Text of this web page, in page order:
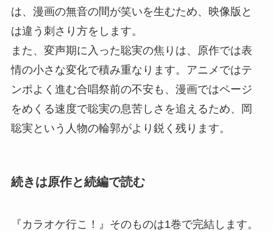
は、漫画の無音の間が笑いを生むため、映像版と
は違う刺さり方をします。
また、変声期に入った聡実の焦りは、原作では表
情の小さな変化で積み重なります。アニメではテ
ンポよく進む合唱祭前の不安も、漫画ではページ
をめくる速度で聡実の息苦しさを追えるため、岡
聡実という人物の輪郭がより鋭く残ります。
続きは原作と続編で読む
『カラオケ行こ！』そのものは1巻で完結します。